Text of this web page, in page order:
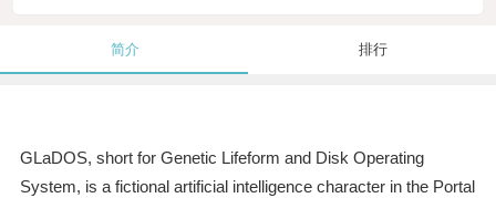
简介 排行
GLaDOS, short for Genetic Lifeform and Disk Operating
System, is a fictional artificial intelligence character in the Portal